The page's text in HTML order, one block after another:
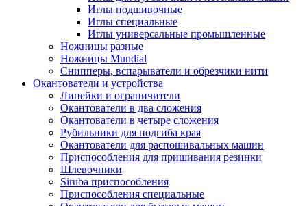
Иглы подшивочные
Иглы специальные
Иглы универсальные промышленные
Ножницы разные
Ножницы Mundial
Снипперы, вспарыватели и обрезчики нити
Окантователи и устройства
Линейки и ограничители
Окантователи в два сложения
Окантователи в четыре сложения
Рубильники для подгиба края
Окантователи для распошивальных машин
Приспособления для пришивания резинки
Шлевочники
Siruba приспособления
Приспособления специальные